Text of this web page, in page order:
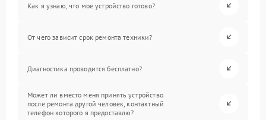
Как я узнаю, что мое устройство готово?
От чего зависит срок ремонта техники?
Диагностика проводится бесплатно?
Может ли вместо меня принять устройство
после ремонта другой человек, контактный
телефон которого я предоставлю?